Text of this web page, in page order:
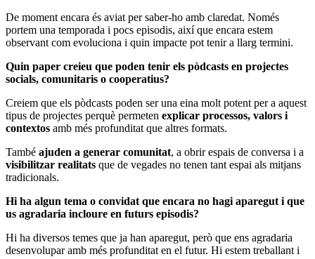
De moment encara és aviat per saber-ho amb claredat. Només
portem una temporada i pocs episodis, així que encara estem
observant com evoluciona i quin impacte pot tenir a llarg termini.
Quin paper creieu que poden tenir els pòdcasts en projectes
socials, comunitaris o cooperatius?
Creiem que els pòdcasts poden ser una eina molt potent per a aquest
tipus de projectes perquè permeten explicar processos, valors i
contextos amb més profunditat que altres formats.
També ajuden a generar comunitat, a obrir espais de conversa i a
visibilitzar realitats que de vegades no tenen tant espai als mitjans
tradicionals.
Hi ha algun tema o convidat que encara no hagi aparegut i que
us agradaria incloure en futurs episodis?
Hi ha diversos temes que ja han aparegut, però que ens agradaria
desenvolupar amb més profunditat en el futur. Hi estem treballant i